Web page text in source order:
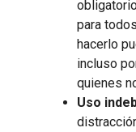
para
hacerlo
incluso
quienes
Uso